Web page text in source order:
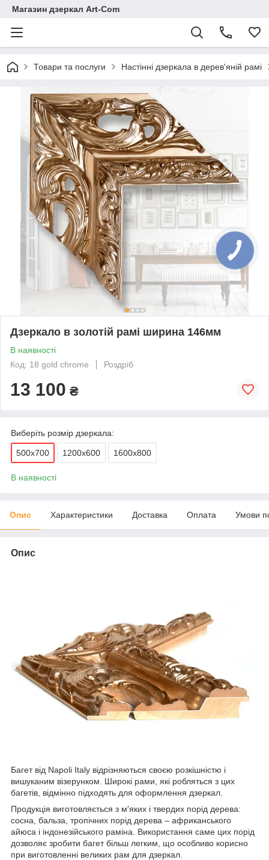
Магазин дзеркал Art-Com
Товари та послуги Настінні дзеркала в дерев'яній рамі
Дзеркало в золотій рамі ширина 146мм
В наявності
Код: 18 gold chrome
Роздріб
13 100 ₴
Виберіть розмір дзеркала:
500х700 1200х600 1600х800
В наявності
Опис Характеристики Доставка Оплата Умови
Опис
Багет від Napoli Italy відрізняються своєю розкішністю і
вишуканим візерунком. Широкі рами, які робляться з цих
багетів, відмінно підходять для оформлення дзеркал.
Продукція виготовляється з м'яких і твердих порід дерева:
сосна, бальза, тропічних порід дерева – африканського
айюса і індонезійського раміна. Використання саме цих порід
дозволяє зробити багет більш легким, що особливо корисно
при виготовленні великих рам для дзеркал.